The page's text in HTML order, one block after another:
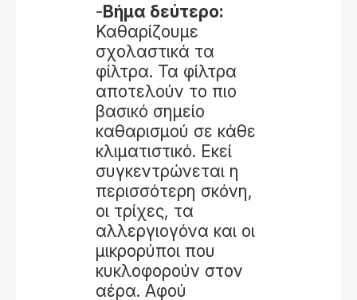
-Βήμα δεύτερο:
Καθαρίζουμε
σχολαστικά τα
φίλτρα. Τα φίλτρα
αποτελούν το πιο
βασικό σημείο
καθαρισμού σε κάθε
κλιματιστικό. Εκεί
συγκεντρώνεται η
περισσότερη σκόνη,
οι τρίχες, τα
αλλεργιογόνα και οι
μικρορύποι που
κυκλοφορούν στον
αέρα. Αφού